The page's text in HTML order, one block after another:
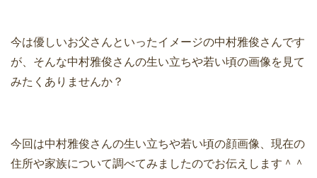
今は優しいお父さんといったイメージの中村雅俊さんです
が、そんな中村雅俊さんの生い立ちや若い頃の画像を見て
みたくありませんか？
今回は中村雅俊さんの生い立ちや若い頃の顔画像、現在の
住所や家族について調べてみましたのでお伝えします＾＾